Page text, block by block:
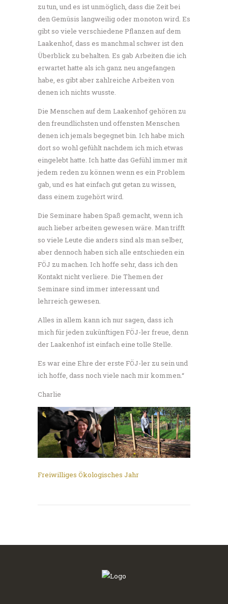
zu tun, und es ist unmöglich, dass die Zeit bei
den Gemüsis langweilig oder monoton wird. Es
gibt so viele verschiedene Pflanzen auf dem
Laakenhof, dass es manchmal schwer ist den
Überblick zu behalten. Es gab Arbeiten die ich
erwartet hatte als ich ganz neu angefangen
habe, es gibt aber zahlreiche Arbeiten von
denen ich nichts wusste.
Die Menschen auf dem Laakenhof gehören zu
den freundlichsten und offensten Menschen
denen ich jemals begegnet bin. Ich habe mich
dort so wohl gefühlt nachdem ich mich etwas
eingelebt hatte. Ich hatte das Gefühl immer mit
jedem reden zu können wenn es ein Problem
gab, und es hat einfach gut getan zu wissen,
dass einem zugehört wird.
Die Seminare haben Spaß gemacht, wenn ich
auch lieber arbeiten gewesen wäre. Man trifft
so viele Leute die anders sind als man selber,
aber dennoch haben sich alle entschieden ein
FÖJ zu machen. Ich hoffe sehr, dass ich den
Kontakt nicht verliere. Die Themen der
Seminare sind immer interessant und
lehrreich gewesen.
Alles in allem kann ich nur sagen, dass ich
mich für jeden zukünftigen FÖJ-ler freue, denn
der Laakenhof ist einfach eine tolle Stelle.
Es war eine Ehre der erste FÖJ-ler zu sein und
ich hoffe, dass noch viele nach mir kommen.“
Charlie
Freiwilliges Ökologisches Jahr